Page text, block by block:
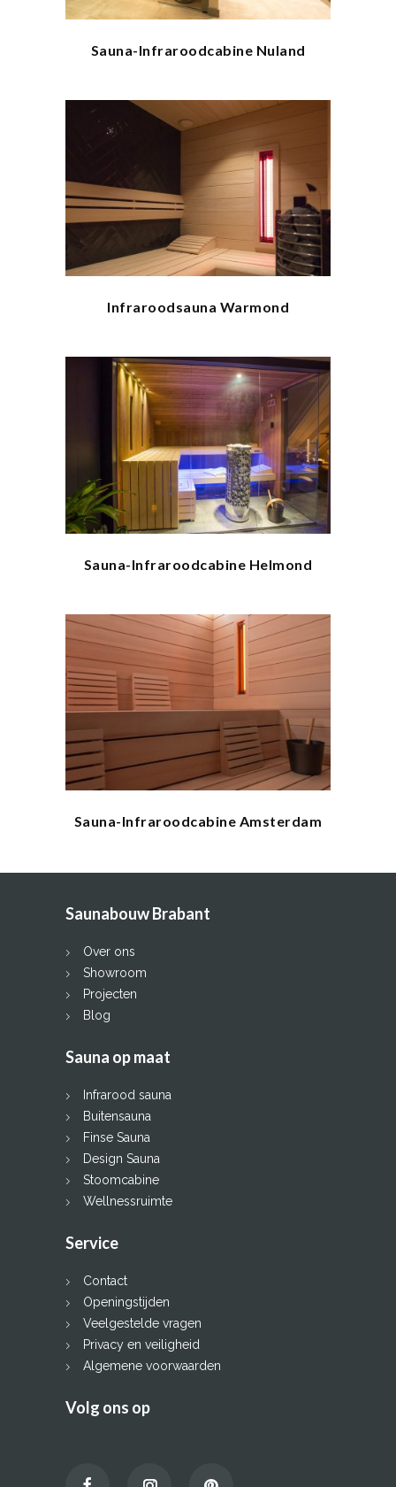
Sauna-Infraroodcabine Nuland
Infraroodsauna Warmond
Sauna-Infraroodcabine Helmond
Sauna-Infraroodcabine Amsterdam
Saunabouw Brabant
Over ons
Showroom
Projecten
Blog
Sauna op maat
Infrarood sauna
Buitensauna
Finse Sauna
Design Sauna
Stoomcabine
Wellnessruimte
Service
Contact
Openingstijden
Veelgestelde vragen
Privacy en veiligheid
Algemene voorwaarden
Volg ons op